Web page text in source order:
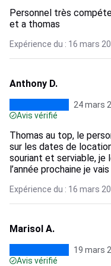
Personnel très
et a thomas
Expérience du : 16 mars
Anthony D.
24 mars
Avis vérifié
Thomas au top, le
sur les dates de
souriant et serviable, je
l’année prochaine je
Expérience du : 16 mars
Marisol A.
19 mars
Avis vérifié